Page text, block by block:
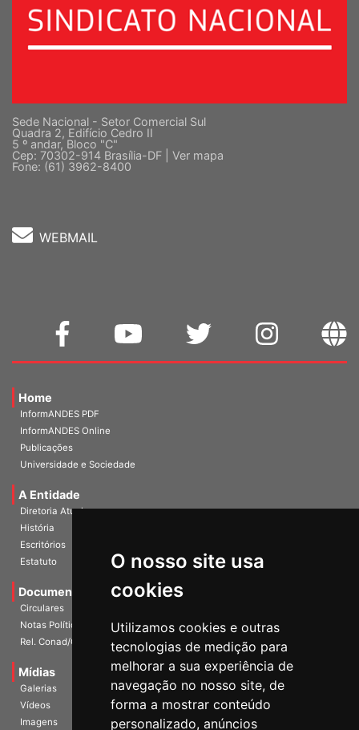
O nosso site usa
cookies
Utilizamos cookies e outras
tecnologias de medição para
melhorar a sua experiência de
navegação no nosso site, de
forma a mostrar conteúdo
personalizado, anúncios
Sede Nacional - Setor Comercial Sul
Quadra 2, Edifício Cedro II
5 º andar, Bloco "C"
Cep: 70302-914 Brasília-DF | Ver mapa
Fone: (61) 3962-8400
WEBMAIL
Home
InformANDES PDF
InformANDES Online
Publicações
Universidade e Sociedade
A Entidade
Diretoria Atual
História
Escritórios
Estatuto
Documentos
Circulares
Notas Políticas
Rel. Conad/Congresso
Mídias
Galerias
Vídeos
Imagens